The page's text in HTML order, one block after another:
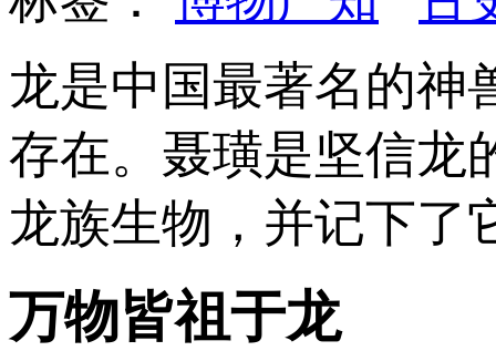
龙是中国最著名的神
存在。聂璜是坚信龙
龙族生物，并记下了
万物皆祖于龙